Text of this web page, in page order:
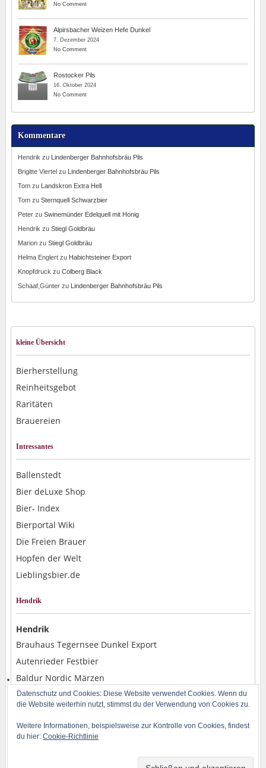
No Comment
Alpirsbacher Weizen Hefe Dunkel
7. Dezember 2024
No Comment
Rostocker Pils
16. Oktober 2024
No Comment
Kommentare
Hendrik zu
Lindenberger Bahnhofsbräu Pils
Brigitte Viertel zu
Lindenberger Bahnhofsbräu Pils
Tomzu
Landskron Extra Hell
Tomzu Sternquell Schwarzbier
Peterzu Swinemünder Edelquell mit Honig
Hendrik zu Stiegl Goldbräu
Marionzu Stiegl Goldbräu
Helma Englertzu Habichtsteiner Export
Knopfdruck zu Colberg Black
Schaaf,Günterzu Lindenberger Bahnhofsbräu Pils
kleine Übersicht
Bierherstellung
Reinheitsgebot
Raritäten
Brauereien
Intressantes
Ballenstedt
Bier deLuxe Shop
Bier- Index
Bierportal Wiki
Die Freien Brauer
Hopfen der Welt
Lieblingsbier.de
Hendrik
Hendrik
Brauhaus Tegernsee Dunkel Export
Autenrieder Festbier
Baldur Nordic Märzen
Alpirsbacher Weizen Hefe Dunkel
Copyright © 2014-2026 BLOG-B.INFO | Powered by H. Baran und WordPress | Design
Datenschutz und Cookies: Diese Website verwendet Cookies. Wenn du
die Website weiterhin nutzt, stimmst du der Verwendung von Cookies zu.
Weitere Informationen, beispielsweise zur Kontrolle von Cookies, findest
du hier: Cookie-Richtlinie